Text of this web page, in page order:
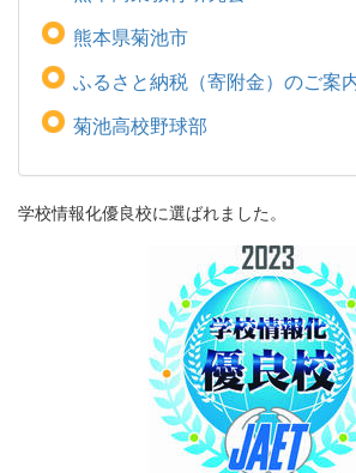
熊本県菊池市
ふるさと納税（寄附金）のご案
菊池高校野球部
学校情報化優良校に選ばれました。